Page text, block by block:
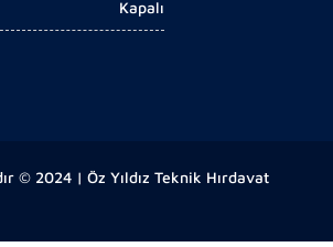
Kapalı
© 2024 | Öz Yıldız Teknik Hırdavat